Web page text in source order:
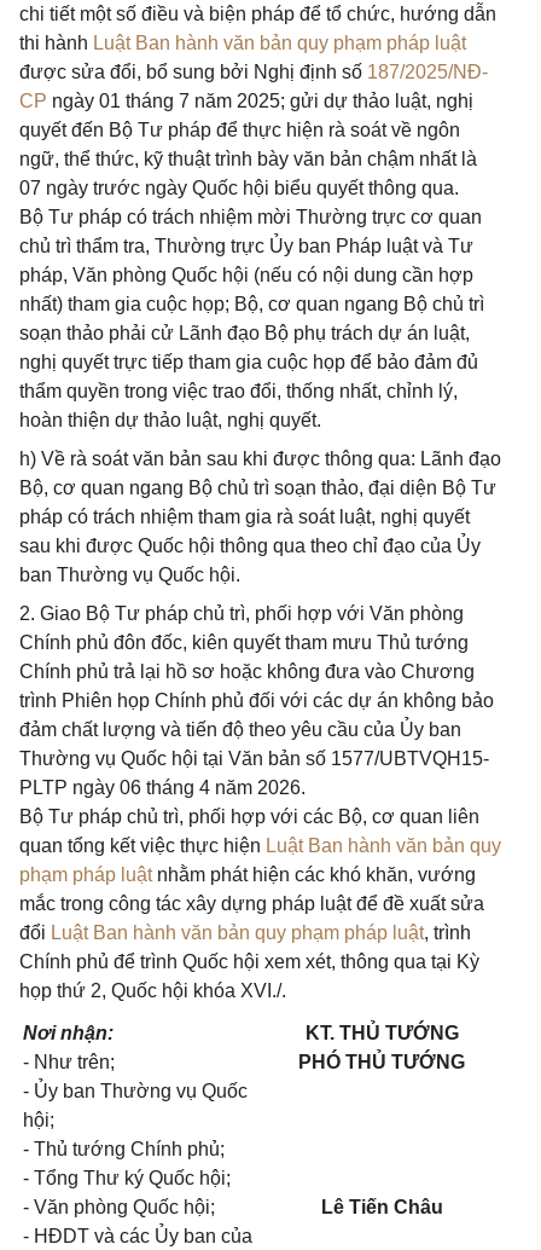
chi tiết một số điều và biện pháp để tổ chức, hướng dẫn
thi hành Luật Ban hành văn bản quy phạm pháp luật
được sửa đổi, bổ sung bởi Nghị định số 187/2025/NĐ-
CP ngày 01 tháng 7 năm 2025; gửi dự thảo luật, nghị
quyết đến Bộ Tư pháp để thực hiện rà soát về ngôn
ngữ, thể thức, kỹ thuật trình bày văn bản chậm nhất là
07 ngày trước ngày Quốc hội biểu quyết thông qua.
Bộ Tư pháp có trách nhiệm mời Thường trực cơ quan
chủ trì thẩm tra, Thường trực Ủy ban Pháp luật và Tư
pháp, Văn phòng Quốc hội (nếu có nội dung cần hợp
nhất) tham gia cuộc họp; Bộ, cơ quan ngang Bộ chủ trì
soạn thảo phải cử Lãnh đạo Bộ phụ trách dự án luật,
nghị quyết trực tiếp tham gia cuộc họp để bảo đảm đủ
thẩm quyền trong việc trao đổi, thống nhất, chỉnh lý,
hoàn thiện dự thảo luật, nghị quyết.
h) Về rà soát văn bản sau khi được thông qua: Lãnh đạo
Bộ, cơ quan ngang Bộ chủ trì soạn thảo, đại diện Bộ Tư
pháp có trách nhiệm tham gia rà soát luật, nghị quyết
sau khi được Quốc hội thông qua theo chỉ đạo của Ủy
ban Thường vụ Quốc hội.
2. Giao Bộ Tư pháp chủ trì, phối hợp với Văn phòng
Chính phủ đôn đốc, kiên quyết tham mưu Thủ tướng
Chính phủ trả lại hồ sơ hoặc không đưa vào Chương
trình Phiên họp Chính phủ đối với các dự án không bảo
đảm chất lượng và tiến độ theo yêu cầu của Ủy ban
Thường vụ Quốc hội tại Văn bản số 1577/UBTVQH15-
PLTP ngày 06 tháng 4 năm 2026.
Bộ Tư pháp chủ trì, phối hợp với các Bộ, cơ quan liên
quan tổng kết việc thực hiện Luật Ban hành văn bản quy
phạm pháp luậtnhằm phát hiện các khó khăn, vướng
mắc trong công tác xây dựng pháp luật để đề xuất sửa
đổi Luật Ban hành văn bản quy phạm pháp luật, trình
Chính phủ để trình Quốc hội xem xét, thông qua tại Kỳ
họp thứ 2, Quốc hội khóa XVI./.
Nơi nhận:
- Như trên;
- Ủy ban Thường vụ Quốc
hội;
- Thủ tướng Chính phủ;
- Tổng Thư ký Quốc hội;
- Văn phòng Quốc hội;
- HĐDT và các Ủy ban của
KT. THỦ TƯỚNG
PHÓ THỦ TƯỚNG
Lê Tiến Châu